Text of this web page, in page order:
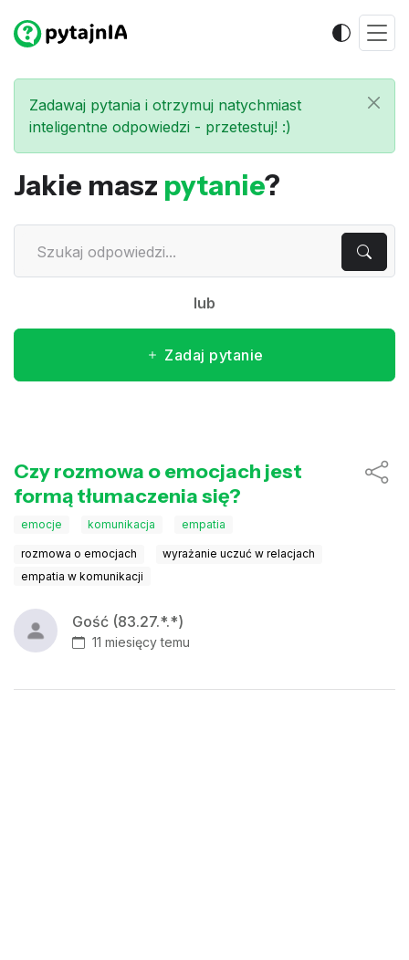
Zadawaj pytania i otrzymuj natychmiast
inteligentne odpowiedzi - przetestuj! :)
Jakie masz pytanie?
lub
Zadaj pytanie
Czy rozmowa o emocjach jest
formą tłumaczenia się?
emocje komunikacja empatia
rozmowa o emocjach
wyrażanie uczuć w relacjach
empatia w komunikacji
Gość (83.27.*.*)
11 miesięcy temu